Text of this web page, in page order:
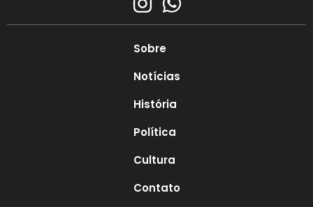
Sobre
Notícias
História
Política
Cultura
Contato